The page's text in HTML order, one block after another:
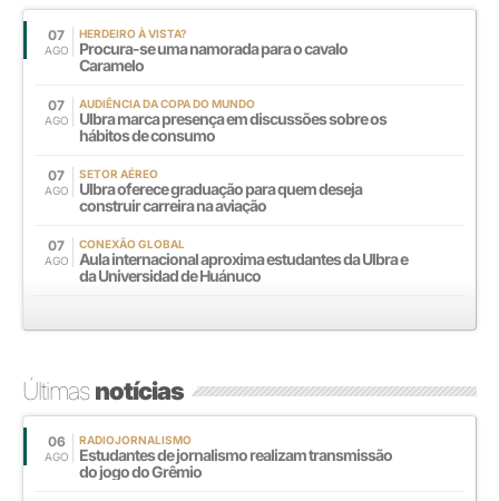
07
AGO
HERDEIRO À VISTA?
Procura-se uma namorada para o cavalo
Caramelo
07
AGO
AUDIÊNCIA DA COPA DO MUNDO
Ulbra marca presença em discussões sobre os
hábitos de consumo
07
AGO
SETOR AÉREO
Ulbra oferece graduação para quem deseja
construir carreira na aviação
07
AGO
CONEXÃO GLOBAL
Aula internacional aproxima estudantes da Ulbra e
da Universidad de Huánuco
Últimasnotícias
06
AGO
RADIOJORNALISMO
Estudantes de jornalismo realizam transmissão
do jogo do Grêmio